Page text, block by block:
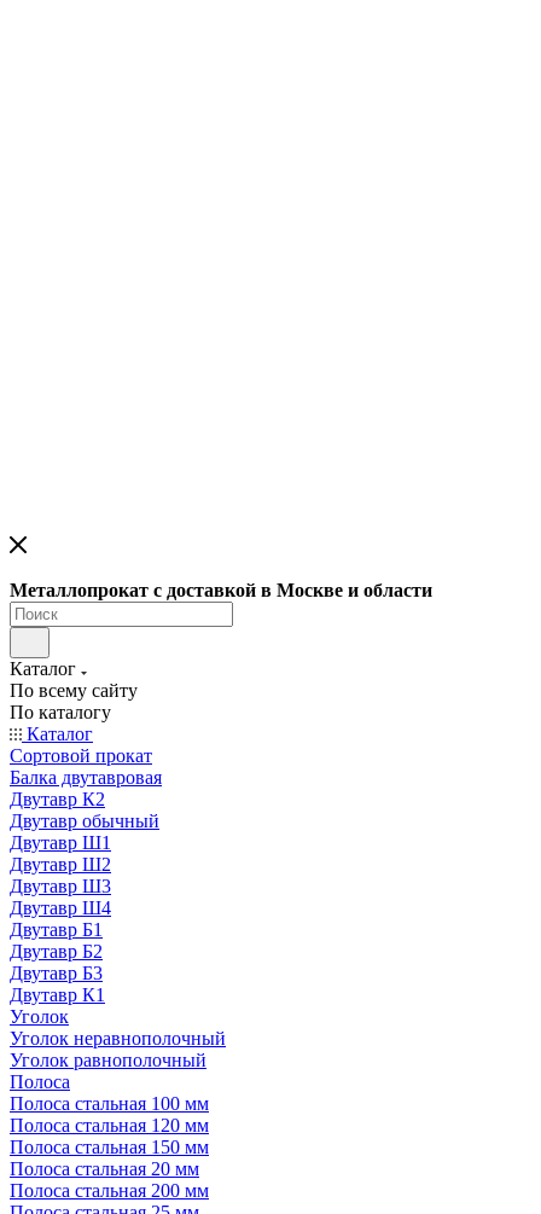
Металлопрокат с доставкой в Москве и области
Каталог
По всему сайту
По каталогу
Каталог
Сортовой прокат
Балка двутавровая
Двутавр К2
Двутавр обычный
Двутавр Ш1
Двутавр Ш2
Двутавр Ш3
Двутавр Ш4
Двутавр Б1
Двутавр Б2
Двутавр Б3
Двутавр К1
Уголок
Уголок неравнополочный
Уголок равнополочный
Полоса
Полоса стальная 100 мм
Полоса стальная 120 мм
Полоса стальная 150 мм
Полоса стальная 20 мм
Полоса стальная 200 мм